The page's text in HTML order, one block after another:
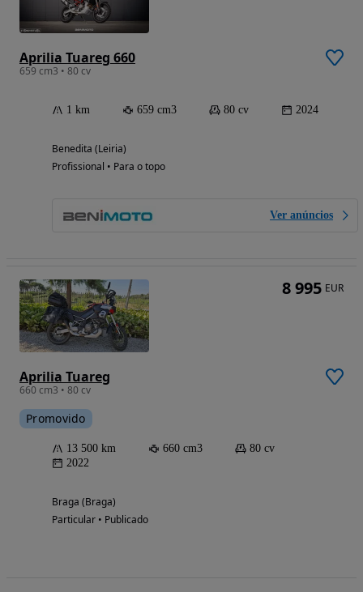
Aprilia Tuareg 660
659 cm3 • 80 cv
1 km 659 cm3 80 cv 2024
Benedita (Leiria)
Profissional • Para o topo
Ver anúncios
Aprilia Tuareg
660 cm3 • 80 cv
Promovido
13 500 km 660 cm3
80 cv
2022
Braga (Braga)
Particular • Publicado
8 995 EUR